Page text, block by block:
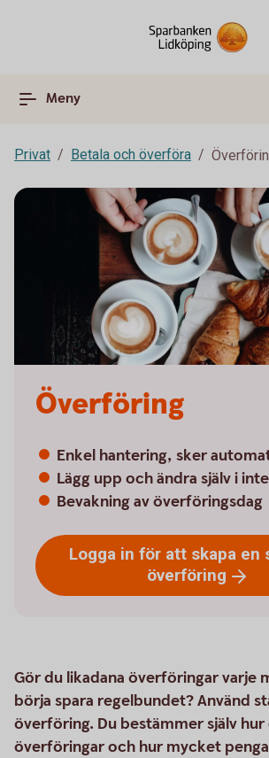
Meny
Privat Betala och överföra
Överföring
Enkel hantering, sker
Lägg upp och ändra själv i
Bevakning av överföringsdag
Logga in för att skapa en
överföring
Gör du likadana överföringar varje
börja spara regelbundet? Använd
överföring. Du bestämmer själv
överföringar och hur mycket